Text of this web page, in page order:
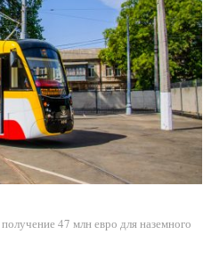
47 млн евро для наземного